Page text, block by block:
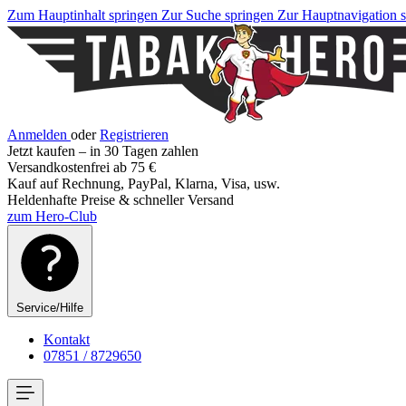
Zum Hauptinhalt springen Zur Suche springen Zur Hauptnavigation
Anmelden oder Registrieren
Jetzt kaufen – in 30 Tagen zahlen
Versandkostenfrei ab 75 €
Kauf auf Rechnung, PayPal, Klarna, Visa, usw.
Heldenhafte Preise & schneller Versand
zum Hero-Club
Service/Hilfe
Kontakt
07851 / 8729650